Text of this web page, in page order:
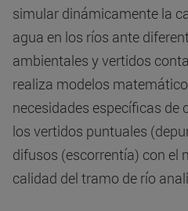
simular dinámicamente la
agua en los ríos ante
ambientales y vertidos
realiza modelos
necesidades específicas de
los vertidos puntuales
difusos (escorrentía) con el
calidad del tramo de río